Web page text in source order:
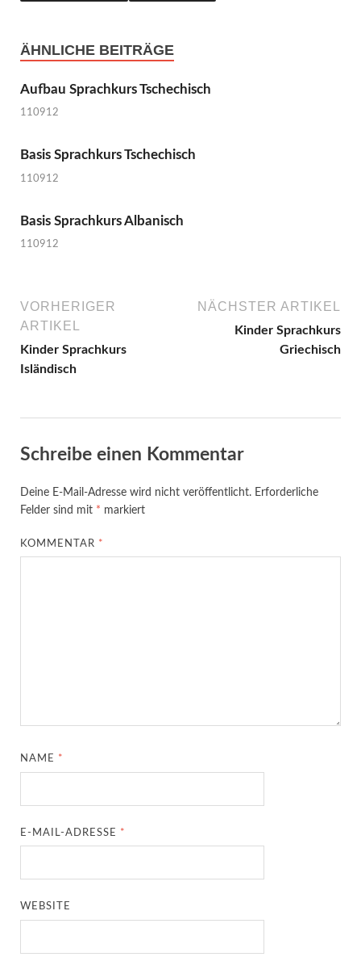
ÄHNLICHE BEITRÄGE
Aufbau Sprachkurs Tschechisch
110912
Basis Sprachkurs Tschechisch
110912
Basis Sprachkurs Albanisch
110912
VORHERIGER
ARTIKEL
Kinder Sprachkurs
Isländisch
NÄCHSTER ARTIKEL
Kinder Sprachkurs
Griechisch
Schreibe einen Kommentar
Deine E-Mail-Adresse wird nicht veröffentlicht. Erforderliche
Felder sind mit * markiert
KOMMENTAR *
NAME *
E-MAIL-ADRESSE *
WEBSITE